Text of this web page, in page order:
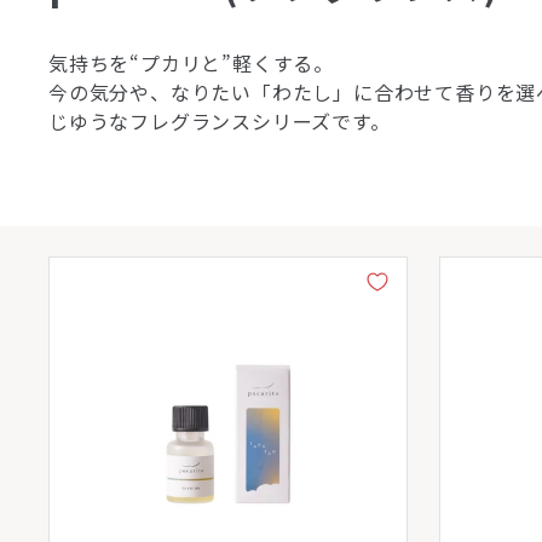
気持ちを“プカリと”軽くする。
今の気分や、なりたい「わたし」に合わせて香りを選
じゆうなフレグランスシリーズです。